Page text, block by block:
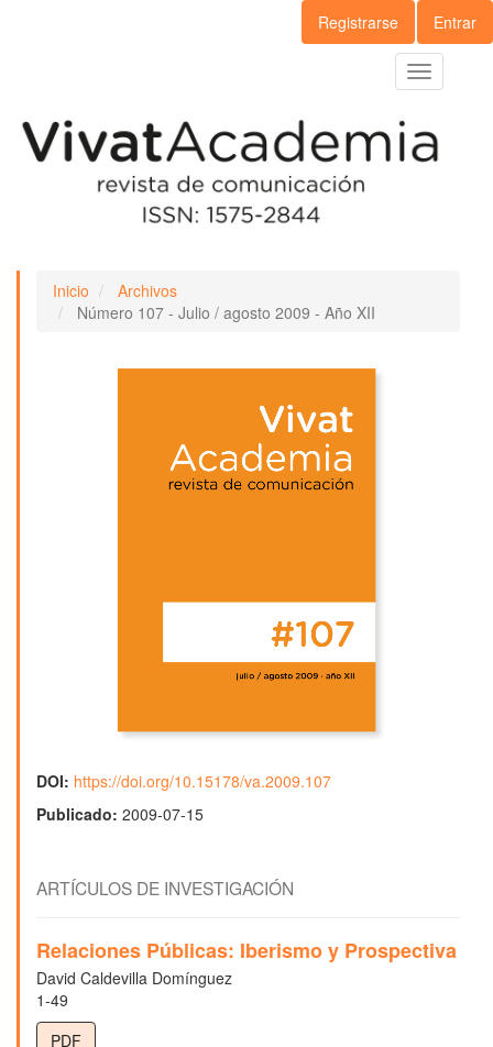
lateral
Registrarse Entrar
Toggle
navigation
Inicio
Archivos
Número 107 - Julio / agosto 2009 - Año XII
DOI: https://doi.org/10.15178/va.2009.107
Publicado: 2009-07-15
ARTÍCULOS DE INVESTIGACIÓN
Relaciones Públicas: Iberismo y Prospectiva
David Caldevilla Domínguez
1-49
PDF